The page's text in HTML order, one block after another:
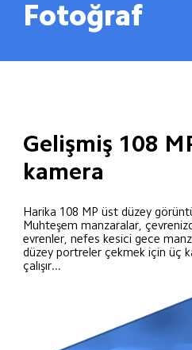
Fotoğraf
Gelişmiş 108
kamera
Harika 108 MP üst düzey
Muhteşem manzaralar,
evrenler, nefes kesici gece
düzey portreler çekmek için üç
çalışır...